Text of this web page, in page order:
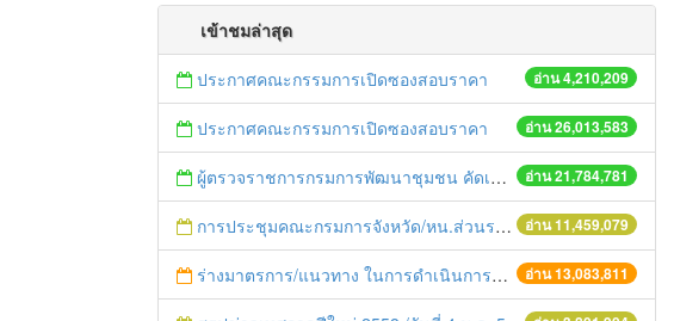
เข้าชมล่าสุด
อ่าน 4,210,209
ประกาศคณะกรรมการเปิดซองสอบราคา
อ่าน 26,013,583
ประกาศคณะกรรมการเปิดซองสอบราคา
อ่าน 21,784,781
ผู้ตรวจราชการกรมการพัฒนาชุมชน คัดเลือกข้าราชการและลูกจ้างดีเด่น และหน่วยงานพัฒนาชุมชนใสสะอาด ประจำปี ๒๕๕๔
อ่าน 11,459,079
การประชุมคณะกรมการจังหวัด/หน.ส่วนราชการประจำเดือน มิถุนายน 2558
อ่าน 13,083,811
ร่างมาตรการ/แนวทาง ในการดำเนินการประกอบการตรวจราชการแบบบูรณาการ